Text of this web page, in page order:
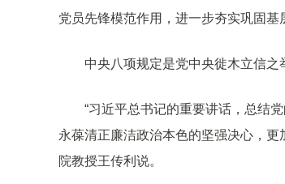
党员先锋模范作用，进一步夯实巩固
中央八项规定是党中央徙木立信之
“习近平总书记的重要讲话，总结
永葆清正廉洁政治本色的坚强决心，
院教授王传利说。